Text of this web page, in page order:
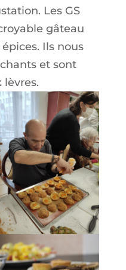
Les GS
gâteau
Ils nous
et sont
lèvres.